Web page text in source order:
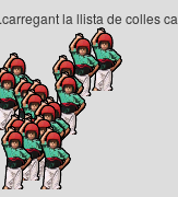
la llista de colles